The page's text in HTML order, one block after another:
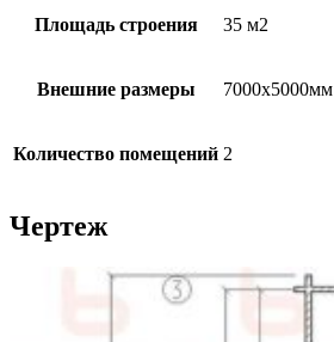
Площадь строения 35 м2
Внешние размеры 7000х5000мм
Количество помещений 2
Чертеж